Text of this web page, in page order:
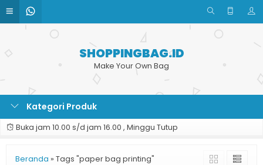
SHOPPINGBAG.ID
Make Your Own Bag
Kategori Produk
Buka jam 10.00 s/d jam 16.00 , Minggu Tutup
Beranda » Tags "paper bag printing"